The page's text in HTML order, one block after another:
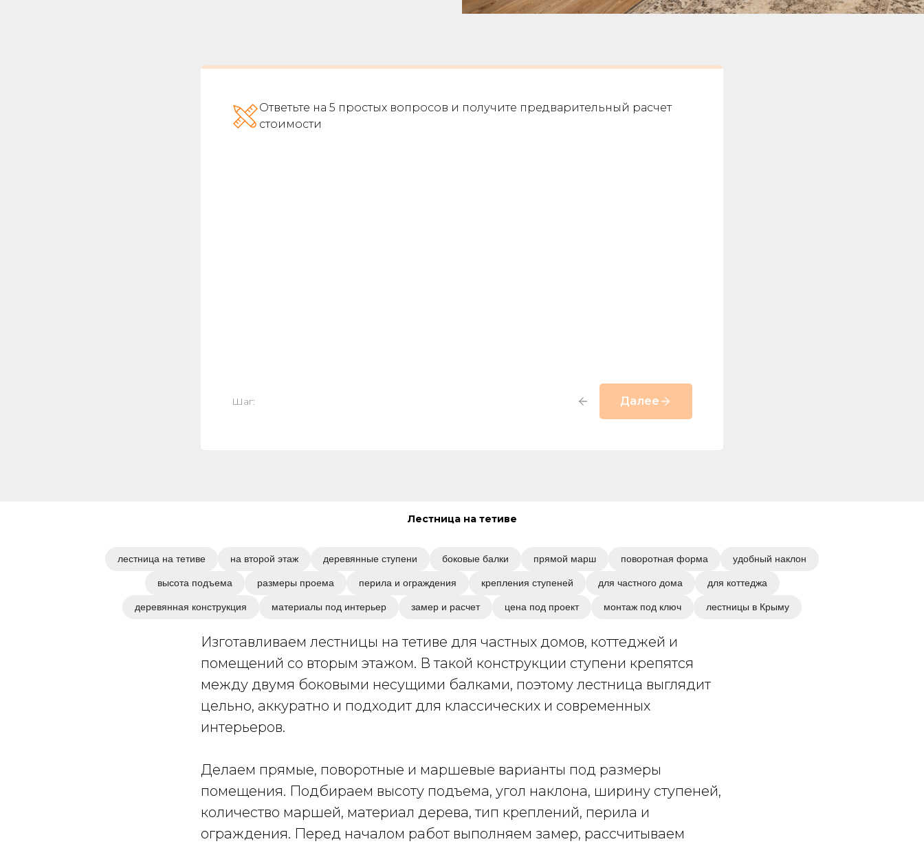
Ответьте на 5 простых вопросов и получите предварительный расчет
стоимости
Шаг: Далее
Лестница на тетиве
лестница на тетиве на второй этаж деревянные ступени боковые балки прямой марш поворотная форма удобный наклон
высота подъема размеры проема перила и ограждения крепления ступеней для частного дома для коттеджа
деревянная конструкция материалы под интерьер замер и расчет цена под проект монтаж под ключ лестницы в Крыму
Изготавливаем лестницы на тетиве для частных домов, коттеджей и
помещений со вторым этажом. В такой конструкции ступени крепятся
между двумя боковыми несущими балками, поэтому лестница выглядит
цельно, аккуратно и подходит для классических и современных
интерьеров.
Делаем прямые, поворотные и маршевые варианты под размеры
помещения. Подбираем высоту подъема, угол наклона, ширину ступеней,
количество маршей, материал дерева, тип креплений, перила и
ограждения. Перед началом работ выполняем замер, рассчитываем